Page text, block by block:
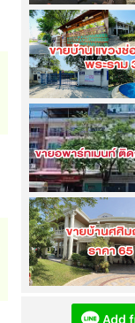
ขายที่ดินริมแม่น้ำเจ้าพ
95 ตรว
เข้าชม
ขายบ้าน 2 หลังติด ขน
แขวงช่อง
เข้าชม
ขายอพาร์ทเมนท์ ติด
เข้าชม